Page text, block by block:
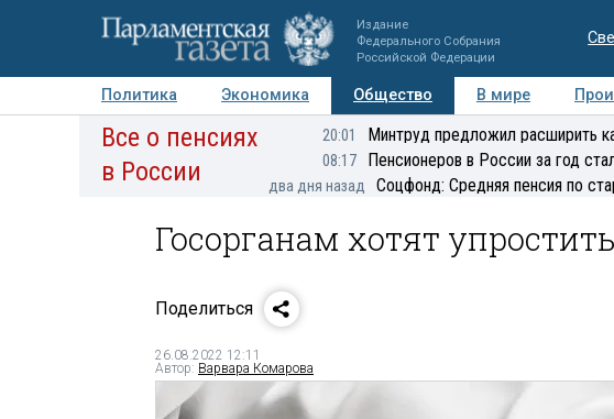
Издание
Федерального Собрания
Российской Федерации
Политика Экономика Общество В мире
Авторы Персоны Мнения Регионы
Все о пенсиях
в России
20:01 Минтруд предложил расширить
08:17 Пенсионеров в России за год
два дня назад Соцфонд: Средняя пенсия по
Госорганам хотят
Поделиться
26.08.2022 12:11
Автор: Варвара Комарова